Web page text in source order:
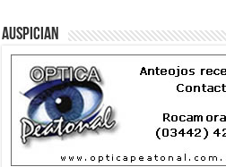
Auspician